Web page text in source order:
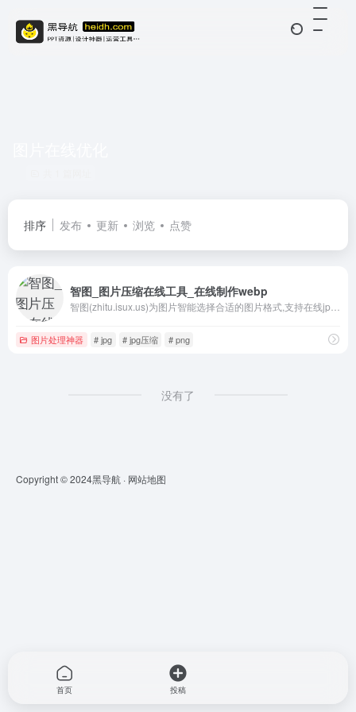
排序 发布 更新 浏览 点赞
智图_图片压缩在线工具_在线制作webp
图片处理神器 # jpg # jpg压缩 # png
没有了
Copyright © 2024黑导航 · 网站地图
首页 投稿